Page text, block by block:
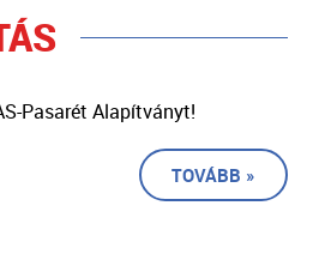
Pasarét Alapítványt!
TOVÁBB »